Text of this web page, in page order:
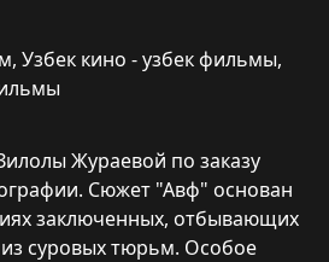
, Узбек кино - узбек фильмы,
Жураевой по заказу
Сюжет "Авф" основан
заключенных, отбывающих
суровых тюрьм. Особое